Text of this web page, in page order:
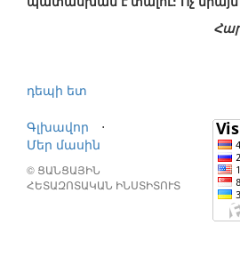
դեպի ետ
Գլխավոր
⋅
Մեր մասին
© ՑԱՆՑԱՅԻՆ
ՀԵՏԱԶՈՏԱԿԱՆ ԻՆՍՏԻՏՈՒՏ